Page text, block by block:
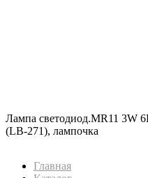
Лампа светодиод.MR11 3W
(LB-271), лампочка
Главная